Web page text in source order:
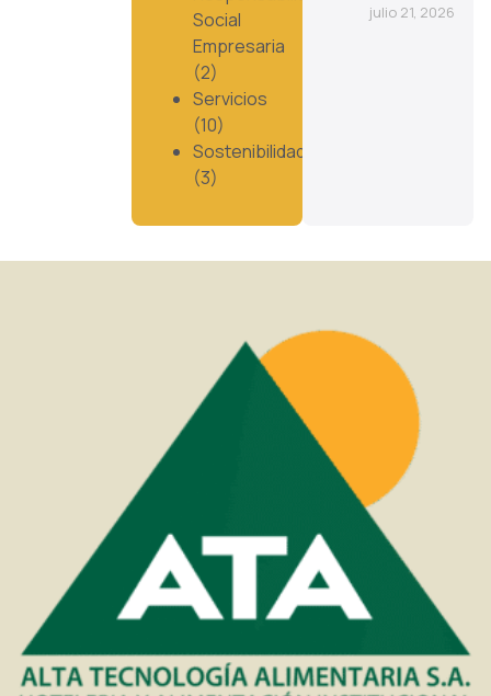
Social
Empresaria
(2)
Servicios
(10)
Sostenibilidad
(3)
julio 21, 2026